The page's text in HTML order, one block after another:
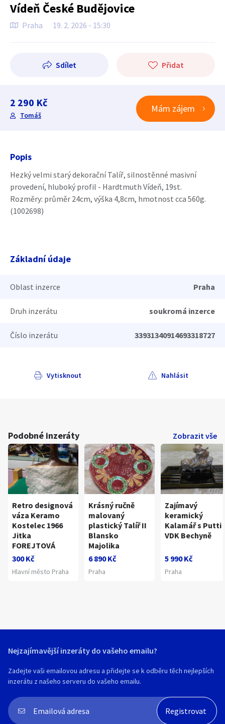
Vídeň České Budějovice
Praha 19. 2. 2026 - 15:30
Sdílet Přidat
2 290 Kč
Tomáš
Mám zájem
Popis
Hezký velmi starý dekorační Talíř, silnostěnné masivní
provedení, hluboký profil - Hardtmuth Vídeň, 19st.
Rozměry: průměr 24cm, výška 4,8cm, hmotnost cca 560g.
(1002698)
Základní údaje
Oblast inzerce Praha
Druh inzerátu soukromá inzerce
Číslo inzerátu 33931340914693318727
Vytisknout Nahlásit
Podobné inzeráty Zobrazit vše
Retro designová
váza Keramo
Kostelec 1966
Jitka
FOREJTOVÁ
300 Kč
Hlavní město Praha
Krásný ručně
malovaný
plastický Talíř II
Blansko
Majolika
6 890 Kč
Praha
Zajímavý
keramický
Kalamář s Putti
VDK Bechyně
5 990 Kč
Praha
Nejzajímavější inzeráty do vašeho emailu?
Zadejte vaši emailovou adresu a přidejte se k odběru těch nejlepších
inzerátu z našeho serveru do vašeho emailu.